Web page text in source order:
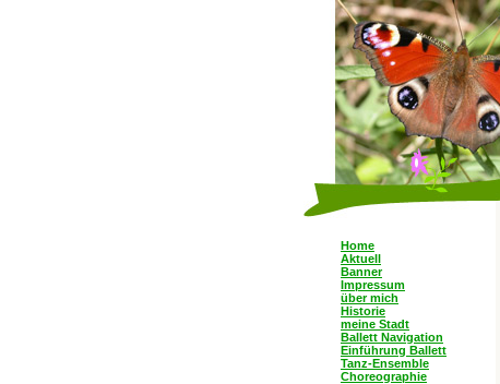
Home
Aktuell
Banner
Impressum
über mich
Historie
meine Stadt
Ballett Navigation
Einführung Ballett
Tanz-Ensemble
Choreographie